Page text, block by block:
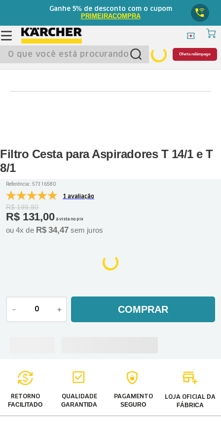
Ganhe 5%de desconto com o cupom
PRIMEIRACOMPRA
O que você está procurando? Oferta relâmpago
Filtro Cesta para Aspiradores T 14/1 e T
8/1
Referência::57316580
1 avaliação
R$ 199,80
R$ 131,00 à vista no pix
ou4x de R$ 34,47 sem juros
＋
－ COMPRAR
RETORNO
FACILITADO
QUALIDADE
GARANTIDA
PAGAMENTO
SEGURO
LOJA OFICIAL DA
FÁBRICA